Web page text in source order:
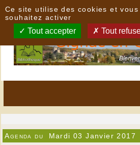
Agenda du Mardi 03 Janvier 2017
Ce site utilise des cookies et
souhaitez activer
Tout accepter Tout